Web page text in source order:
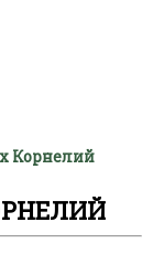
Корнелий